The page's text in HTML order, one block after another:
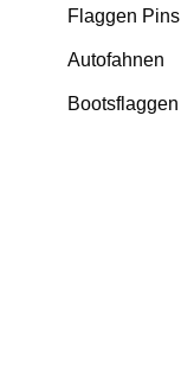
Flaggen Pins
Autofahnen
Bootsflaggen